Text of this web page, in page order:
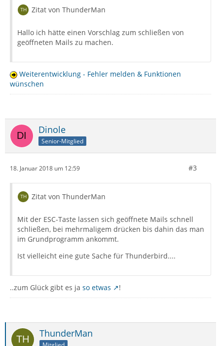
Zitat von ThunderMan
Hallo ich hätte einen Vorschlag zum schließen von
geöffneten Mails zu machen.
Weiterentwicklung - Fehler melden & Funktionen
wünschen
Dinole
Senior-Mitglied
18. Januar 2018 um 12:59 #3
Zitat von ThunderMan
Mit der ESC-Taste lassen sich geöffnete Mails schnell
schließen, bei mehrmaligem drücken bis dahin das man
im Grundprogramm ankommt.
Ist vielleicht eine gute Sache für Thunderbird....
..zum Glück gibt es ja so etwas !
ThunderMan